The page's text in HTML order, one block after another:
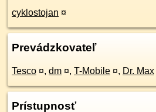
cyklostojan ¤
Prevádzkovateľ
Tesco ¤, dm ¤, T-Mobile ¤, Dr. Max
Prístupnosť